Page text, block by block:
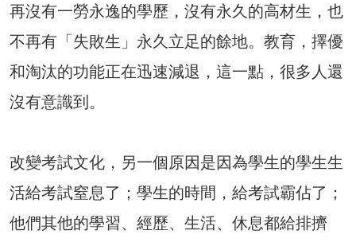
再沒有一勞永逸的學歷，沒有永久的高材生，也
不再有「失敗生」永久立足的餘地。教育，擇優
和淘汰的功能正在迅速減退，這一點，很多人還
沒有意識到。
改變考試文化，另一個原因是因為學生的學生生
活給考試窒息了；學生的時間，給考試霸佔了；
他們其他的學習、經歷、生活、休息都給排擠